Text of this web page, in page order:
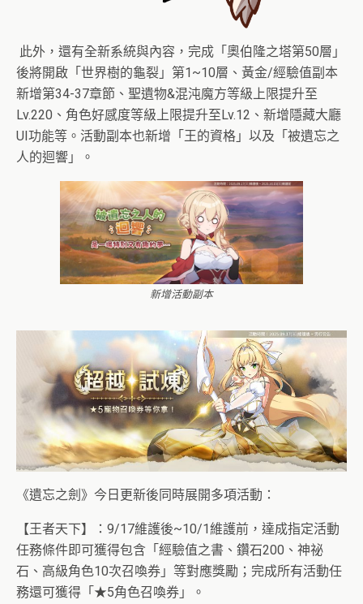
此外，還有全新系統與內容，完成「奧伯隆之塔第50層」
後將開啟「世界樹的龜裂」第1~10層、黃金/經驗值副本
新增第34-37章節、聖遺物&混沌魔方等級上限提升至
Lv.220、角色好感度等級上限提升至Lv.12、新增隱藏大廳
UI功能等。活動副本也新增「王的資格」以及「被遺忘之
人的迴響」。
新增活動副本
《遺忘之劍》今日更新後同時展開多項活動：
【王者天下】：9/17維護後~10/1維護前，達成指定活動
任務條件即可獲得包含「經驗值之書、鑽石200、神祕
石、高級角色10次召喚券」等對應獎勵；完成所有活動任
務還可獲得「★5角色召喚券」。